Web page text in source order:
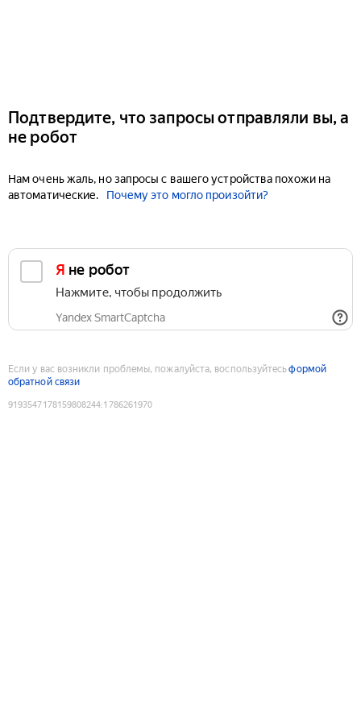
Подтвердите, что запросы отправляли вы, а
не робот
Нам очень жаль, но запросы с вашего устройства похожи на
автоматические.
Почему это могло произойти?
Я не робот
Нажмите, чтобы продолжить
Yandex SmartCaptcha
Если у вас возникли проблемы, пожалуйста, воспользуйтесьформой
обратной связи
9193547178159808244:1786261970